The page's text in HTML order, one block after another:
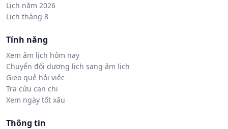
Lịch năm 2026
Lịch tháng 8
Tính năng
Xem âm lịch hôm nay
Chuyển đổi dương lịch sang âm lịch
Gieo quẻ hỏi việc
Tra cứu can chi
Xem ngày tốt xấu
Thông tin